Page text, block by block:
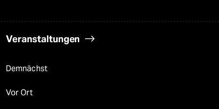
Veranstaltungen
Demnächst
Vor Ort